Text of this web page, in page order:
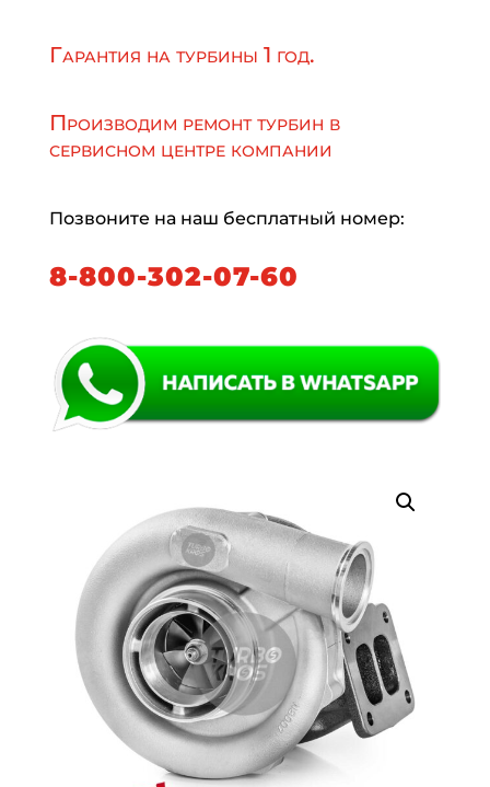
Гарантия на турбины 1 год.
Производим ремонт турбин в
сервисном центре компании
Позвоните на наш бесплатный номер:
8-800-302-07-60